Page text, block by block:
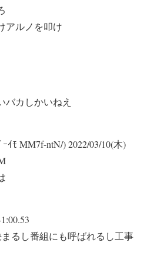
アルノを叩け
バカしかいねえ
ｲﾓ MM7f-ntN/)2022/03/10(木)
るし番組にも呼ばれるし工事